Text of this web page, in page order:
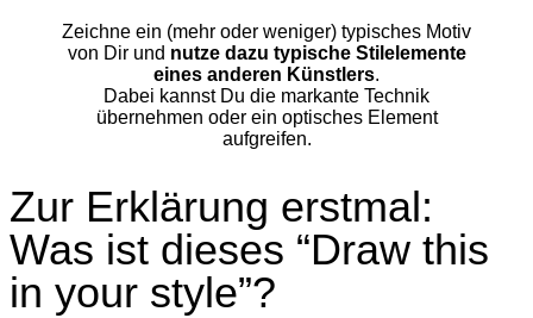
Zeichne ein (mehr oder weniger) typisches Motiv
von Dir und nutze dazu typische Stilelemente
eines anderen Künstlers.
Dabei kannst Du die markante Technik
übernehmen oder ein optisches Element
aufgreifen.
Zur Erklärung erstmal:
Was ist dieses “Draw this
in your style”?